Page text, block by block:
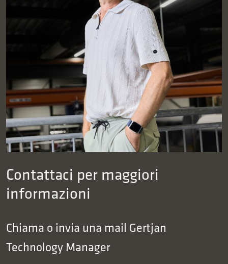
Contattaci per maggiori
informazioni
Chiama o invia una mail Gertjan
Technology Manager